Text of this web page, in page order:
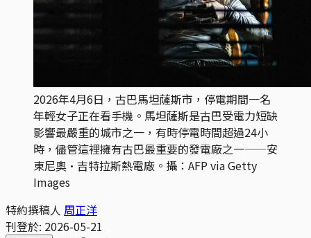
2026年4月6日，古巴馬坦薩斯市，停電期間一名
年輕女子正在看手機。馬坦薩斯是古巴受電力短缺
影響最嚴重的城市之一，有時停電時間超過24小
時，儘管這裡擁有古巴最重要的發電廠之一——安
東尼奧·吉特拉斯熱電廠。攝：AFP via Getty
Images
特約撰稿人 周正洋
刊登於: 2026-05-21